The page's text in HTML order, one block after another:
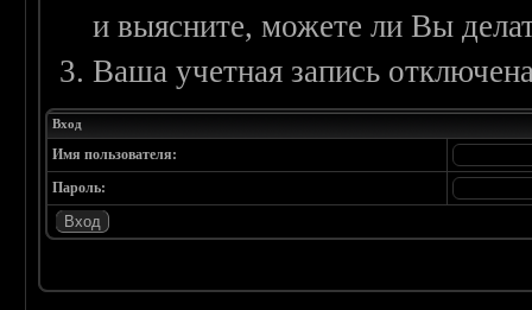
и выясните, можете ли Вы
Ваша учетная запись
Вход
Имя пользователя:
Пароль: